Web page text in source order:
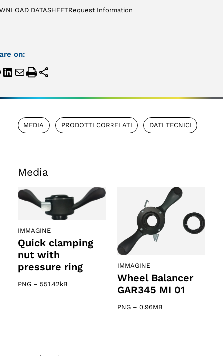
DATASHEETRequest Information
on:
MEDIA PRODOTTI CORRELATI DATI TECNICI
Media
IMMAGINE
Quick clamping
nut with
pressure ring
PNG – 551.42kB
IMMAGINE
Wheel Balancer
GAR345 MI 01
PNG – 0.96MB